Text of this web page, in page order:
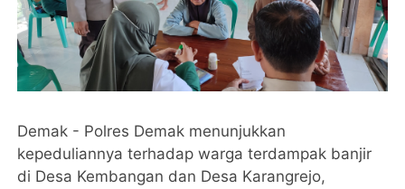
Demak - Polres Demak menunjukkan
kepeduliannya terhadap warga terdampak banjir
di Desa Kembangan dan Desa Karangrejo,